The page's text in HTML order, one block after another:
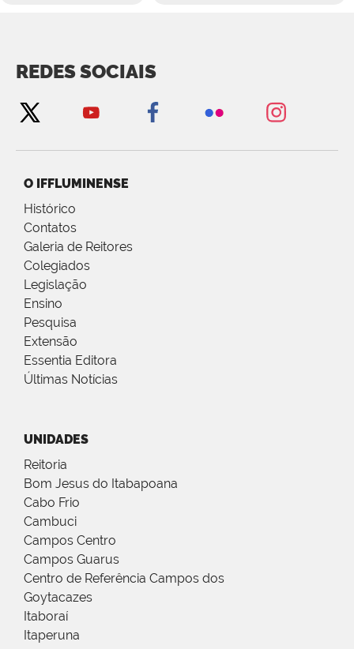
REDES SOCIAIS
O IFFLUMINENSE
Histórico
Contatos
Galeria de Reitores
Colegiados
Legislação
Ensino
Pesquisa
Extensão
Essentia Editora
Últimas Notícias
UNIDADES
Reitoria
Bom Jesus do Itabapoana
Cabo Frio
Cambuci
Campos Centro
Campos Guarus
Centro de Referência Campos dos
Goytacazes
Itaboraí
Itaperuna